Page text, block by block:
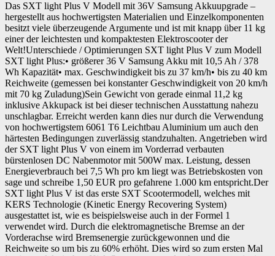
Das SXT light Plus V Modell mit 36V Samsung Akkuupgrade –
hergestellt aus hochwertigsten Materialien und Einzelkomponenten
besitzt viele überzeugende Argumente und ist mit knapp über 11 kg
einer der leichtesten und kompaktesten Elektroscooter der
Welt!Unterschiede / Optimierungen SXT light Plus V zum Modell
SXT light Plus:• größerer 36 V Samsung Akku mit 10,5 Ah / 378
Wh Kapazität• max. Geschwindigkeit bis zu 37 km/h• bis zu 40 km
Reichweite (gemessen bei konstanter Geschwindigkeit von 20 km/h
mit 70 kg Zuladung)Sein Gewicht von gerade einmal 11,2 kg
inklusive Akkupack ist bei dieser technischen Ausstattung nahezu
unschlagbar. Erreicht werden kann dies nur durch die Verwendung
von hochwertigstem 6061 T6 Leichtbau Aluminium um auch den
härtesten Bedingungen zuverlässig standzuhalten. Angetrieben wird
der SXT light Plus V von einem im Vorderrad verbauten
bürstenlosen DC Nabenmotor mit 500W max. Leistung, dessen
Energieverbrauch bei 7,5 Wh pro km liegt was Betriebskosten von
sage und schreibe 1,50 EUR pro gefahrene 1.000 km entspricht.Der
SXT light Plus V ist das erste SXT Scootermodell, welches mit
KERS Technologie (Kinetic Energy Recovering System)
ausgestattet ist, wie es beispielsweise auch in der Formel 1
verwendet wird. Durch die elektromagnetische Bremse an der
Vorderachse wird Bremsenergie zurückgewonnen und die
Reichweite so um bis zu 60% erhöht. Dies wird so zum ersten Mal